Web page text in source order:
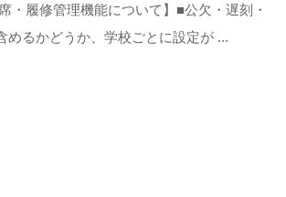
・履修管理機能について】■公欠・遅刻・
めるかどうか、学校ごとに設定が ...